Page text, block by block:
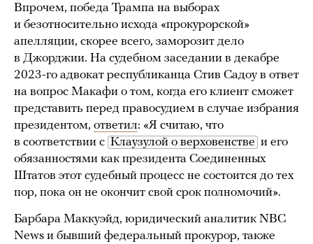
Впрочем, победа Трампа на выборах
и безотносительно исхода «прокурорской»
апелляции, скорее всего, заморозит дело
в Джорджии. На судебном заседании в декабре
2023-го адвокат республиканца Стив Садоу в ответ
на вопрос Макафи о том, когда его клиент сможет
представить перед правосудием в случае избрания
президентом, ответил: «Я считаю, что
в соответствии с Клаузулой о верховенстве и его
обязанностями как президента Соединенных
Штатов этот судебный процесс не состоится до тех
пор, пока он не окончит свой срок полномочий».
Барбара Маккуэйд, юридический аналитик NBC
News и бывший федеральный прокурор, также